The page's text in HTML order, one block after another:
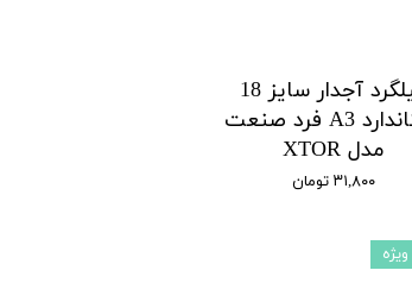
میلگرد آجدار سایز 18
استاندارد A3 فرد صنعت
مدل XTOR
۳۱,۸۰۰ تومان